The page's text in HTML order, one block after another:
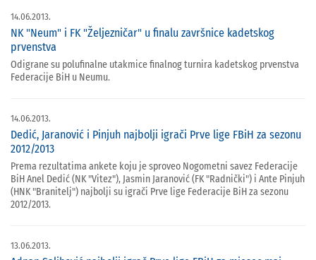
14.06.2013.
NK "Neum" i FK "Željezničar" u finalu završnice kadetskog
prvenstva
Odigrane su polufinalne utakmice finalnog turnira kadetskog prvenstva
Federacije BiH u Neumu.
14.06.2013.
Dedić, Jaranović i Pinjuh najbolji igrači Prve lige FBiH za sezonu
2012/2013
Prema rezultatima ankete koju je sproveo Nogometni savez Federacije
BiH Anel Dedić (NK "Vitez"), Jasmin Jaranović (FK "Radnički") i Ante Pinjuh
(HNK "Branitelj") najbolji su igrači Prve lige Federacije BiH za sezonu
2012/2013.
13.06.2013.